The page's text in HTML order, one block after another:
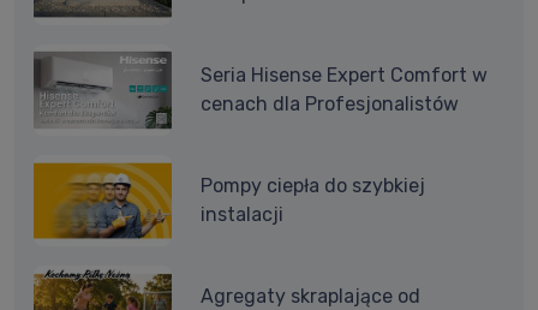
Seria Hisense Expert Comfort w
cenach dla Profesjonalistów
Pompy ciepła do szybkiej
instalacji
Agregaty skraplające od